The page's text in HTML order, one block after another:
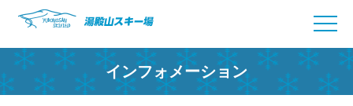
content
インフォメーション